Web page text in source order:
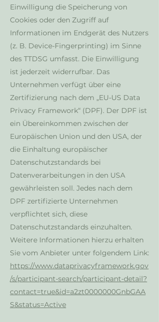
Einwilligung die Speicherung von
Cookies oder den Zugriff auf
Informationen im Endgerät des Nutzers
(z. B. Device-Fingerprinting) im Sinne
des TTDSG umfasst. Die Einwilligung
ist jederzeit widerrufbar. Das
Unternehmen verfügt über eine
Zertifizierung nach dem „EU-US Data
Privacy Framework“ (DPF). Der DPF ist
ein Übereinkommen zwischen der
Europäischen Union und den USA, der
die Einhaltung europäischer
Datenschutzstandards bei
Datenverarbeitungen in den USA
gewährleisten soll. Jedes nach dem
DPF zertifizierte Unternehmen
verpflichtet sich, diese
Datenschutzstandards einzuhalten.
Weitere Informationen hierzu erhalten
Sie vom Anbieter unter folgendem Link:
https://www.dataprivacyframework.gov
/s/participant-search/participant-detail?
contact=true&id=a2zt0000000GnbGAA
S&status=Active